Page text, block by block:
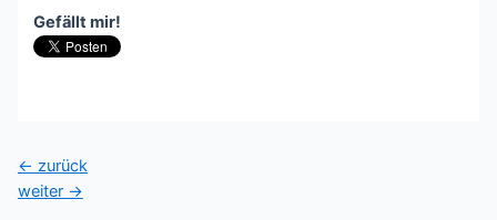
Gefällt mir!
Beitragsnavigation
← zurück
weiter →